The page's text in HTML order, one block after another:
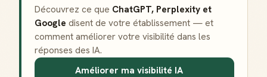
Découvrez ce que ChatGPT, Perplexity et
Google disent de votre établissement — et
comment améliorer votre visibilité dans les
réponses des IA.
Améliorer ma visibilité IA